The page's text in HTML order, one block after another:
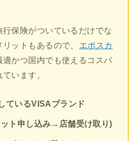
保険がついているだけでな
ットもあるので、
エポスカ
適かつ国内でも使えるコスパ
います。
ているVISAブランド
ト申し込み→店舗受け取り)